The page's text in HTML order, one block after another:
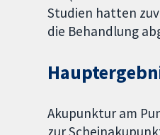
Studien hatten
die Behandlung
Akupunktur am
zur